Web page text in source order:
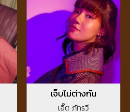
เจ็บไม่ต่างกัน
เอิ๊ต ภัทรวี